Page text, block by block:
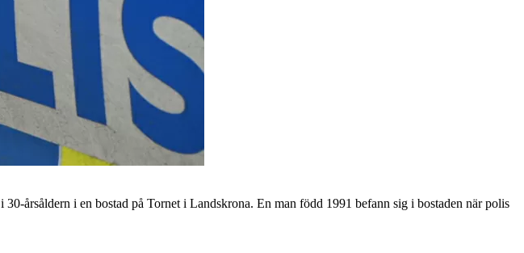
årsåldern i en bostad på Tornet i Landskrona. En man född 1991 befann sig i bostaden när polis